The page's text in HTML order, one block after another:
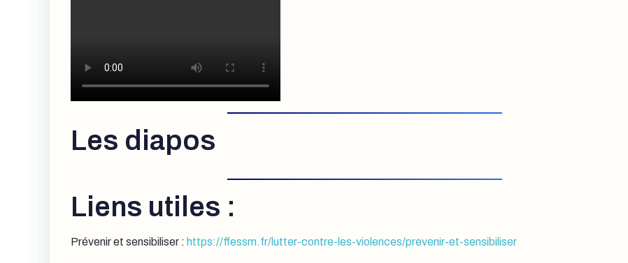
Les diapos
Liens utiles :
Prévenir et sensibiliser : https://ffessm.fr/lutter-contre-les-violences/prevenir-et-sensibiliser